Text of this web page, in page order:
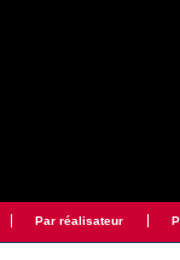
Par réalisateur